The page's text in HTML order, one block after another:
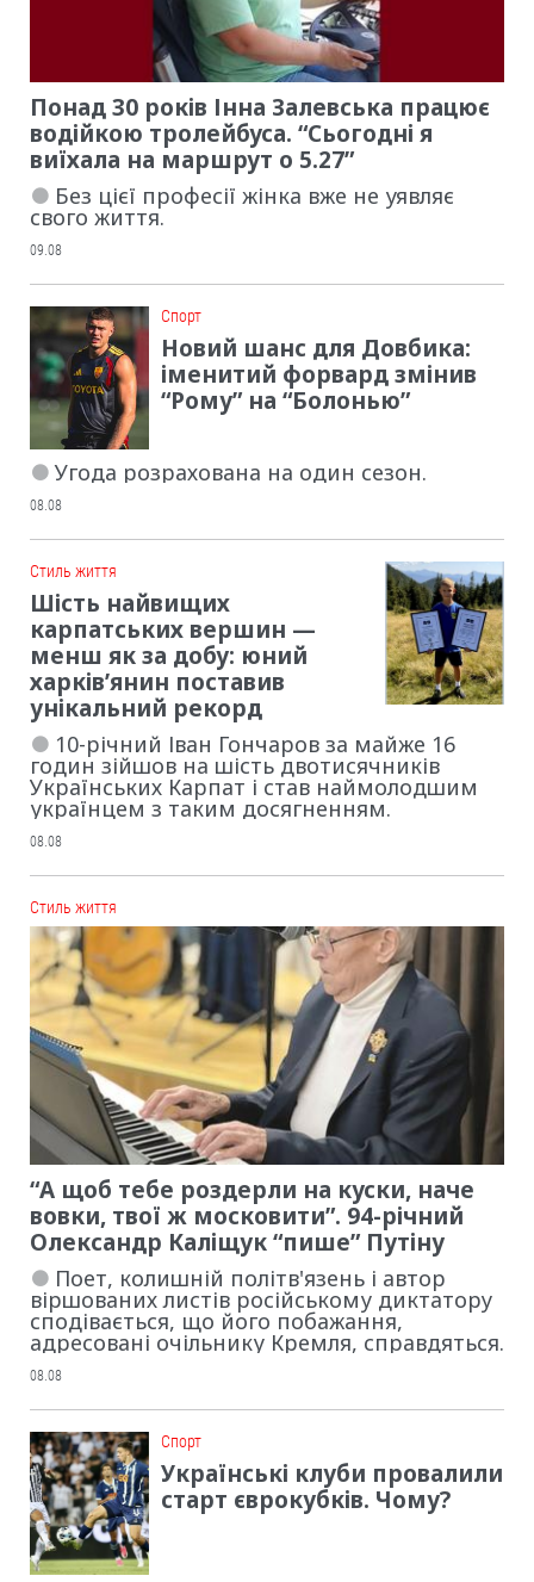
Понад 30 років Інна Залевська працює
водійкою тролейбуса. “Сьогодні я
виїхала на маршрут о 5.27”
Без цієї професії жінка вже не уявляє
свого життя.
09.08
Cпорт
Новий шанс для Довбика:
іменитий форвард змінив
“Рому” на “Болонью”
Угода розрахована на один сезон.
08.08
Cтиль життя
Шість найвищих
карпатських вершин —
менш як за добу: юний
харків’янин поставив
унікальний рекорд
10-річний Іван Гончаров за майже 16
годин зійшов на шість двотисячників
Українських Карпат і став наймолодшим
українцем з таким досягненням.
08.08
Cтиль життя
“А щоб тебе роздерли на куски, наче
вовки, твої ж московити”. 94-річний
Олександр Каліщук “пише” Путіну
Поет, колишній політв'язень і автор
віршованих листів російському диктатору
сподівається, що його побажання,
адресовані очільнику Кремля, справдяться.
08.08
Cпорт
Українські клуби провалили
старт єврокубків. Чому?